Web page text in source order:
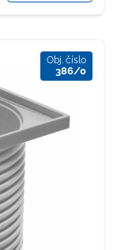
Obj. číslo
386/0